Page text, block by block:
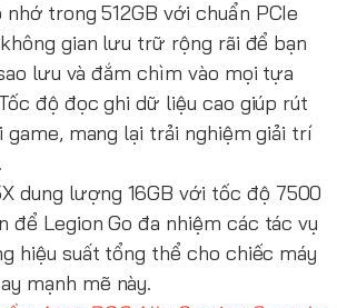
trong 512GB với chuẩn PCIe
gian lưu trữ rộng rãi để bạn
lưu và đắm chìm vào mọi tựa
độ đọc ghi dữ liệu cao giúp rút
game, mang lại trải nghiệm giải trí
dung lượng 16GB với tốc độ 7500
để Legion Go đa nhiệm các tác vụ
hiệu suất tổng thể cho chiếc máy
mạnh mẽ này.